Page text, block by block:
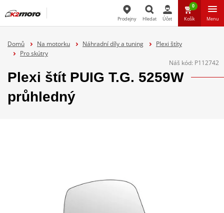
Prodejny Hledat Účet
0
Košík Menu
Domů Na motorku Náhradní díly a tuning
Plexi štíty
Pro skútry
Náš kód: P112742
Plexi štít PUIG T.G. 5259W
průhledný